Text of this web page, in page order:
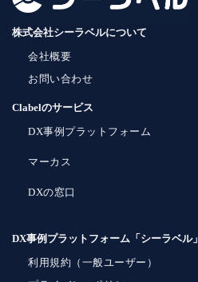
株式会社シーラベルについて
会社概要
お問い合わせ
Clabelのサービス
DX事例プラットフォーム
マーカス
DXの窓口
DX事例プラットフォーム「シーラベル」
利用規約（一般ユーザー）